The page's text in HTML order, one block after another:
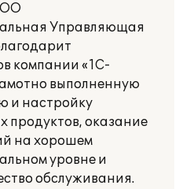
Управляющая
компании «1С-
выполненную
и настройку
продуктов, оказание
на хорошем
уровне и
обслуживания.